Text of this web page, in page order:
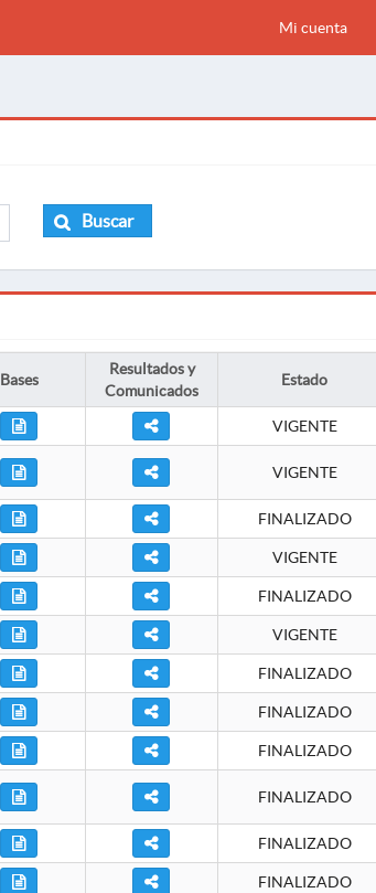
Mi cuenta
Buscar
Bases
Resultados y
Comunicados
Estado
VIGENTE
VIGENTE
FINALIZADO
VIGENTE
FINALIZADO
VIGENTE
FINALIZADO
FINALIZADO
FINALIZADO
FINALIZADO
FINALIZADO
FINALIZADO